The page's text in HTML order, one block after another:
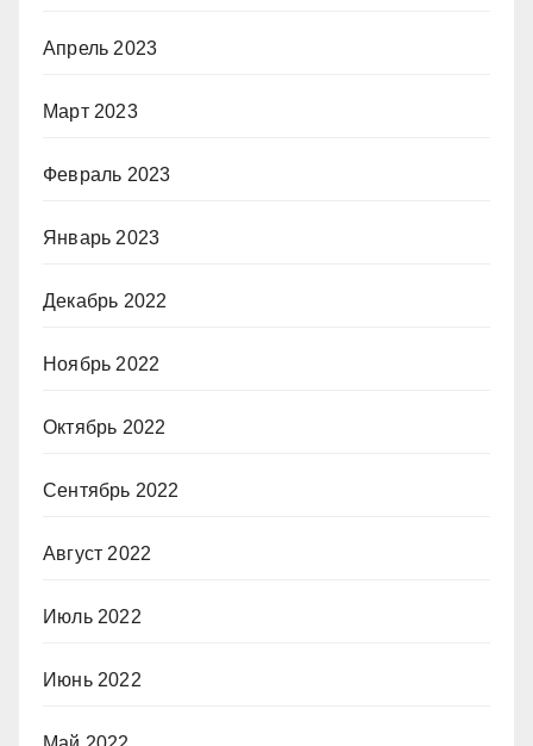
Апрель 2023
Март 2023
Февраль 2023
Январь 2023
Декабрь 2022
Ноябрь 2022
Октябрь 2022
Сентябрь 2022
Август 2022
Июль 2022
Июнь 2022